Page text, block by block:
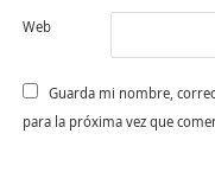
Web
Guarda mi nombre,
para la próxima vez que